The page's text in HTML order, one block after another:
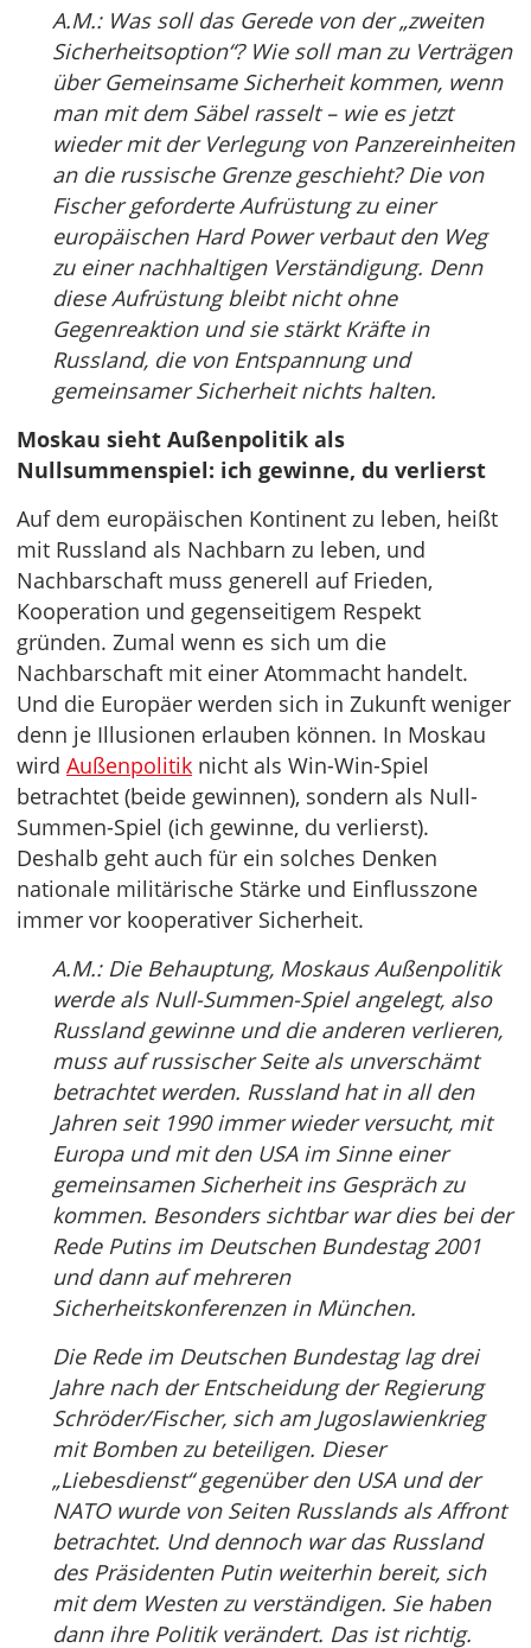
A.M.: Was soll das Gerede von der „zweiten
Sicherheitsoption“? Wie soll man zu Verträgen
über Gemeinsame Sicherheit kommen, wenn
man mit dem Säbel rasselt – wie es jetzt
wieder mit der Verlegung von Panzereinheiten
an die russische Grenze geschieht? Die von
Fischer geforderte Aufrüstung zu einer
europäischen Hard Power verbaut den Weg
zu einer nachhaltigen Verständigung. Denn
diese Aufrüstung bleibt nicht ohne
Gegenreaktion und sie stärkt Kräfte in
Russland, die von Entspannung und
gemeinsamer Sicherheit nichts halten.
Moskau sieht Außenpolitik als
Nullsummenspiel: ich gewinne, du verlierst
Auf dem europäischen Kontinent zu leben, heißt
mit Russland als Nachbarn zu leben, und
Nachbarschaft muss generell auf Frieden,
Kooperation und gegenseitigem Respekt
gründen. Zumal wenn es sich um die
Nachbarschaft mit einer Atommacht handelt.
Und die Europäer werden sich in Zukunft weniger
denn je Illusionen erlauben können. In Moskau
wird Außenpolitik nicht als Win-Win-Spiel
betrachtet (beide gewinnen), sondern als Null-
Summen-Spiel (ich gewinne, du verlierst).
Deshalb geht auch für ein solches Denken
nationale militärische Stärke und Einflusszone
immer vor kooperativer Sicherheit.
A.M.: Die Behauptung, Moskaus Außenpolitik
werde als Null-Summen-Spiel angelegt, also
Russland gewinne und die anderen verlieren,
muss auf russischer Seite als unverschämt
betrachtet werden. Russland hat in all den
Jahren seit 1990 immer wieder versucht, mit
Europa und mit den USA im Sinne einer
gemeinsamen Sicherheit ins Gespräch zu
kommen. Besonders sichtbar war dies bei der
Rede Putins im Deutschen Bundestag 2001
und dann auf mehreren
Sicherheitskonferenzen in München.
Die Rede im Deutschen Bundestag lag drei
Jahre nach der Entscheidung der Regierung
Schröder/Fischer, sich am Jugoslawienkrieg
mit Bomben zu beteiligen. Dieser
„Liebesdienst“ gegenüber den USA und der
NATO wurde von Seiten Russlands als Affront
betrachtet. Und dennoch war das Russland
des Präsidenten Putin weiterhin bereit, sich
mit dem Westen zu verständigen. Sie haben
dann ihre Politik verändert. Das ist richtig.